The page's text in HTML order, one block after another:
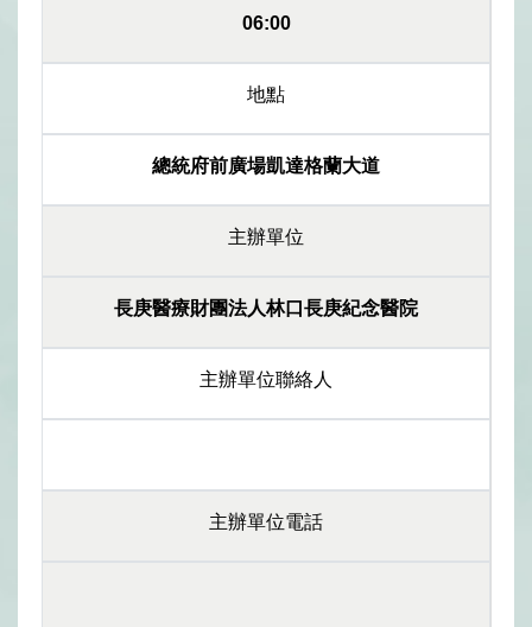
06:00
地點
總統府前廣場凱達格蘭大道
主辦單位
長庚醫療財團法人林口長庚紀念醫院
主辦單位聯絡人
主辦單位電話